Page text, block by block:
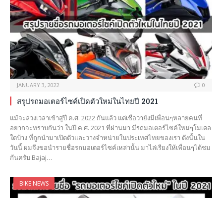
JANUARY 3, 2022 0
สรุปรถมอเตอร์ไซค์เปิดตัวใหม่ในไทยปี 2021
แม้จะล่วงเวลาเข้าสู่ปี ค.ศ. 2022 กันแล้ว แต่เชื่อว่ายังมีเพื่อนๆหลายคนที่
อยากจะทราบกันว่า ในปี ค.ศ. 2021 ที่ผ่านมา มีรถมอเตอร์ไซค์ใหม่ๆโมเดล
ใดบ้าง ที่ถูกนำมาเปิดตัวและวางจำหน่ายในประเทศไทยของเรา ดังนั้นใน
วันนี้ ผมจึงขอนำรายชื่อรถมอเตอร์ไซค์เหล่านั้น มาไล่เรียงให้เพื่อนๆได้ชม
กันครับ Bajaj…
BIKE NEWS